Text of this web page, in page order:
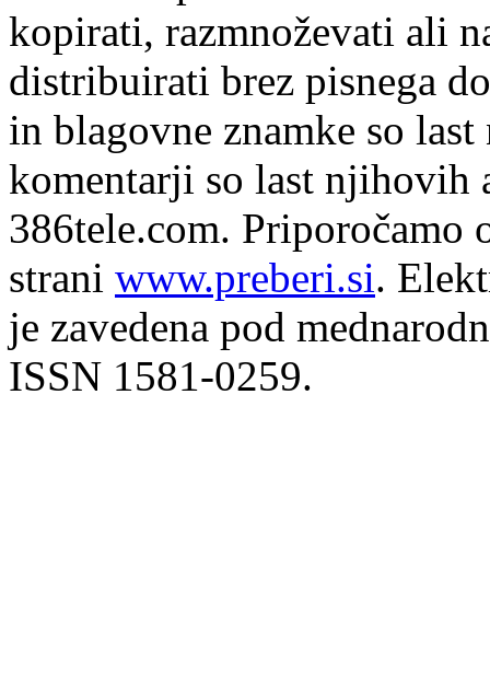
kopirati, razmnoževati ali
distribuirati brez pisnega
in blagovne znamke so
komentarji so last njihovih
386tele.com. Priporočamo
strani www.preberi.si.
je zavedena pod
ISSN 1581-0259.